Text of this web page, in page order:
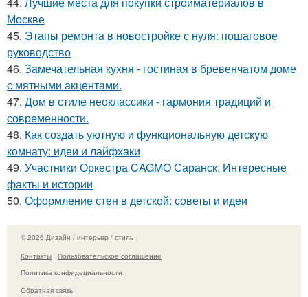
Москве
45. Этапы ремонта в новостройке с нуля: пошаговое
руководство
46. Замечательная кухня - гостиная в бревенчатом доме
с мятными акцентами.
47. Дом в стиле неоклассики - гармония традиций и
современности.
48. Как создать уютную и функциональную детскую
комнату: идеи и лайфхаки
49. Участники Оркестра CAGMO Саранск: Интересные
факты и истории
50. Оформление стен в детской: советы и идеи
© 2026 Дизайн / интерьер / стиль
Контакты
Пользовательское соглашение
Политика конфидециальности
Обратная связь